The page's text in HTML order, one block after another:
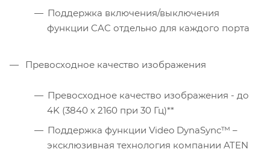
Поддержка включения/выключения
функции CAC отдельно для каждого порта
Превосходное качество изображения
Превосходное качество изображения - до
4K (3840 x 2160 при 30 Гц)**
Поддержка функции Video DynaSync™ –
эксклюзивная технология компании ATEN